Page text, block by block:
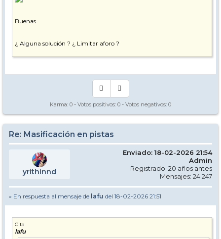
Buenas
¿ Alguna solución ? ¿ Limitar aforo ?
Un, dos, tres, responda otra vez.
Un saludo
Y ayer, con mal tiempo, pues parecido.
Karma: 0 - Votos positivos: 0 - Votos negativos: 0
Re: Masificación en pistas
yrithinnd
Enviado: 18-02-2026 21:54
Admin
Registrado: 20 años antes
Mensajes: 24.247
» En respuesta al mensaje de lafu del 18-02-2026 21:51
Cita
lafu